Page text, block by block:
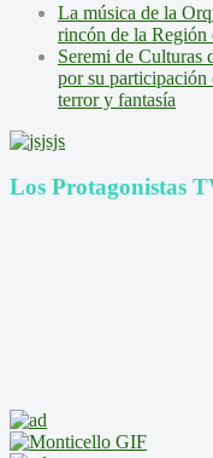
La música de la
rincón de la Región
Seremi de Culturas
por su participación
terror y fantasía
Los Protagonistas